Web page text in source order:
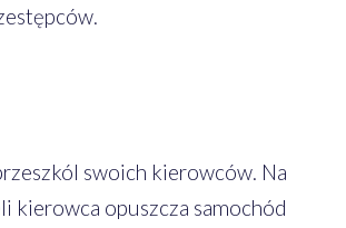
swoich kierowców. Na
kierowca opuszcza samochód